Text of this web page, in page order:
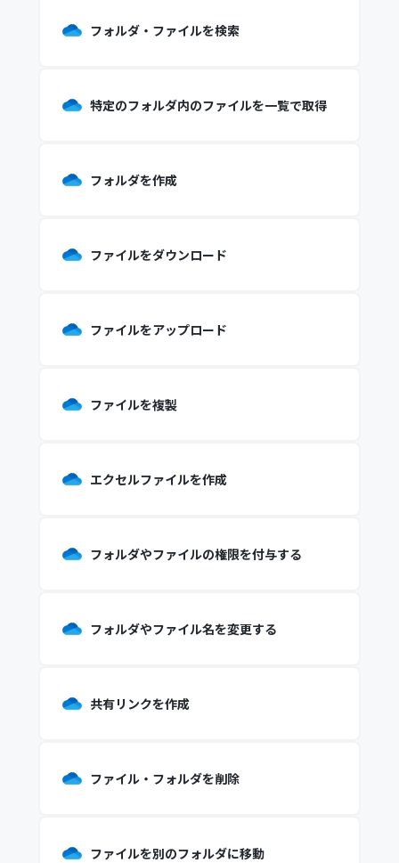
フォルダ・ファイルを検索
特定のフォルダ内のファイルを一覧で取得
フォルダを作成
ファイルをダウンロード
ファイルをアップロード
ファイルを複製
エクセルファイルを作成
フォルダやファイルの権限を付与する
フォルダやファイル名を変更する
共有リンクを作成
ファイル・フォルダを削除
ファイルを別のフォルダに移動